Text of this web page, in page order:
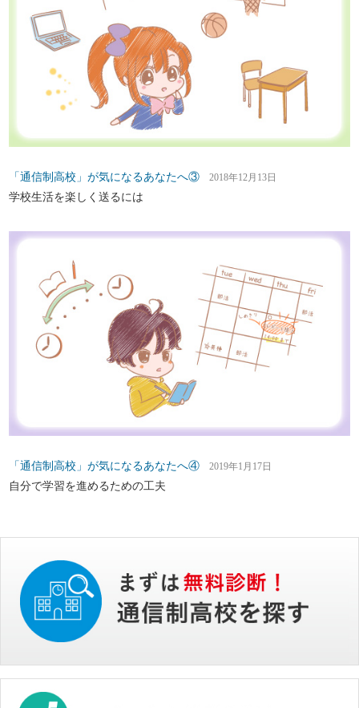
「通信制高校」が気になるあなたへ③ 2018年12月13日
学校生活を楽しく送るには
「通信制高校」が気になるあなたへ④ 2019年1月17日
自分で学習を進めるための工夫